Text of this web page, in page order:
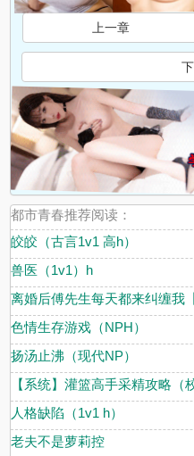
上一章
都市青春推荐阅读：
皎皎（古言1v1 高h）
兽医（1v1）h
离婚后傅先生每天都来纠缠我
色情生存游戏（NPH）
扬汤止沸（现代NP）
【系统】灌篮高手采精攻略（
人格缺陷（1v1 h）
老夫不是萝莉控